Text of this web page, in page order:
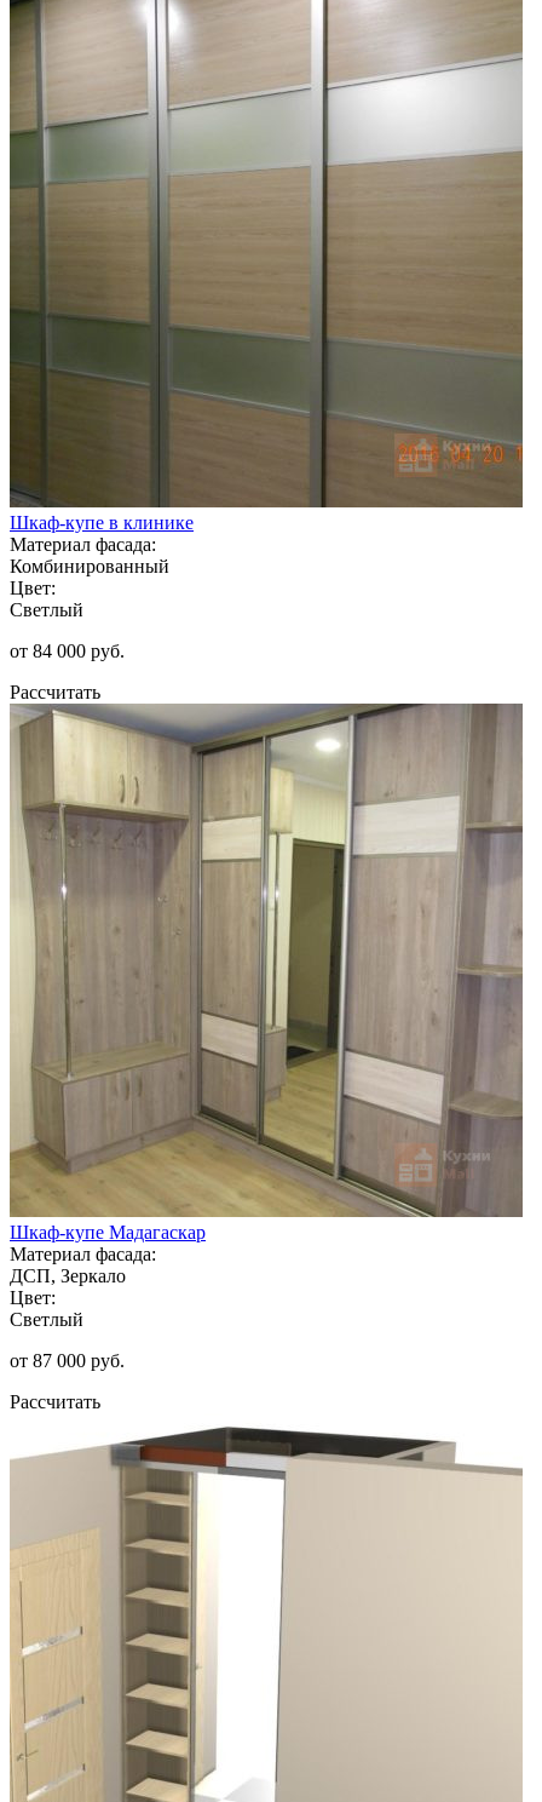
Шкаф-купе в клинике
Материал фасада:
Комбинированный
Цвет:
Светлый
от 84 000 руб.
Рассчитать
Шкаф-купе Мадагаскар
Материал фасада:
ДСП, Зеркало
Цвет:
Светлый
от 87 000 руб.
Рассчитать